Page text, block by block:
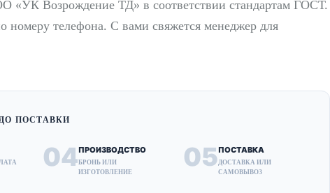
«УК Возрождение ТД» в соответствии стандартам ГОСТ.
номеру телефона. С вами свяжется менеджер для
ПОСТАВКИ
04ПРОИЗВОДСТВО
БРОНЬ ИЛИ
ИЗГОТОВЛЕНИЕ
05ПОСТАВКА
ДОСТАВКА ИЛИ
САМОВЫВОЗ